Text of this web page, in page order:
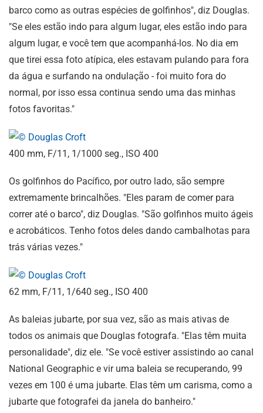
barco como as outras espécies de golfinhos", diz Douglas.
"Se eles estão indo para algum lugar, eles estão indo para
algum lugar, e você tem que acompanhá-los. No dia em
que tirei essa foto atípica, eles estavam pulando para fora
da água e surfando na ondulação - foi muito fora do
normal, por isso essa continua sendo uma das minhas
fotos favoritas."
400 mm, F/11, 1/1000 seg., ISO 400
Os golfinhos do Pacífico, por outro lado, são sempre
extremamente brincalhões. "Eles param de comer para
correr até o barco", diz Douglas. "São golfinhos muito ágeis
e acrobáticos. Tenho fotos deles dando cambalhotas para
trás várias vezes."
62 mm, F/11, 1/640 seg., ISO 400
As baleias jubarte, por sua vez, são as mais ativas de
todos os animais que Douglas fotografa. "Elas têm muita
personalidade", diz ele. "Se você estiver assistindo ao canal
National Geographic e vir uma baleia se recuperando, 99
vezes em 100 é uma jubarte. Elas têm um carisma, como a
jubarte que fotografei da janela do banheiro."